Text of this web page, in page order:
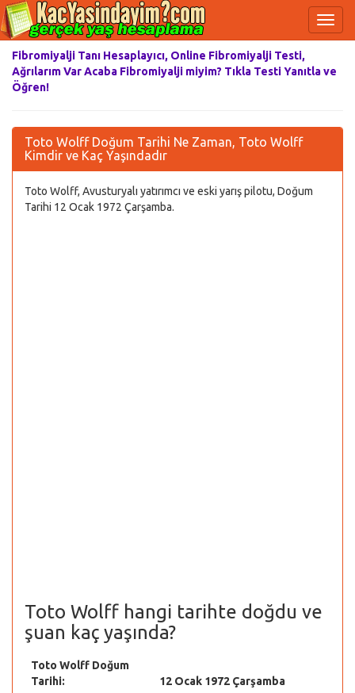
Fibromiyalji Tanı Hesaplayıcı, Online Fibromiyalji Testi,
Ağrılarım Var Acaba Fibromiyalji miyim? Tıkla Testi Yanıtla ve
Öğren!
Toto Wolff Doğum Tarihi Ne Zaman, Toto Wolff
Kimdir ve Kaç Yaşındadır
Toto Wolff, Avusturyalı yatırımcı ve eski yarış pilotu, Doğum
Tarihi 12 Ocak 1972 Çarşamba.
Toto Wolff hangi tarihte doğdu ve
şuan kaç yaşında?
Toto Wolff Doğum
Tarihi:
12 Ocak 1972 Çarşamba